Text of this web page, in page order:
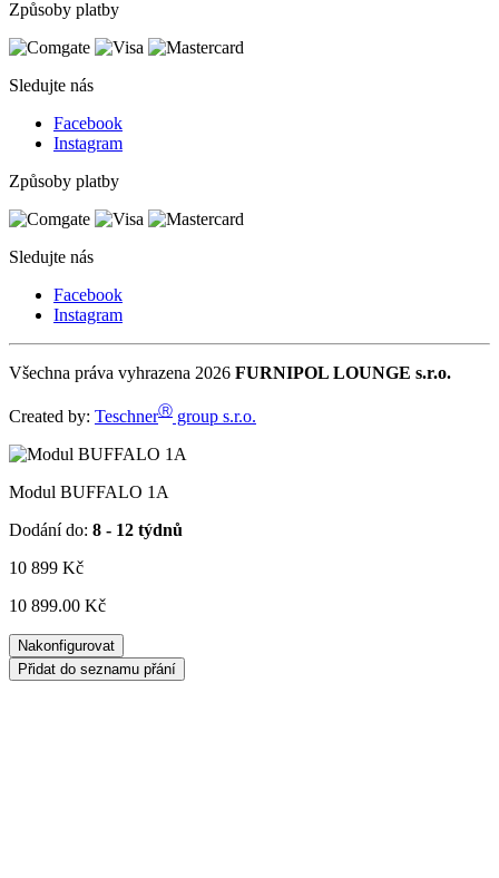
Způsoby platby
Sledujte nás
Facebook
Instagram
Způsoby platby
Sledujte nás
Facebook
Instagram
Všechna práva vyhrazena 2026 FURNIPOL LOUNGE s.r.o.
Created by: TeschnerⓇ group s.r.o.
Modul BUFFALO 1A
Dodání do: 8 - 12 týdnů
10 899 Kč
10 899.00 Kč
Nakonfigurovat
Přidat do seznamu přání